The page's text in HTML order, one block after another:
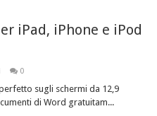
iPad, iPhone e iPod
0
sugli schermi da 12,9
di Word gratuitam...